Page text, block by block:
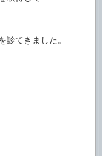
診てきました。